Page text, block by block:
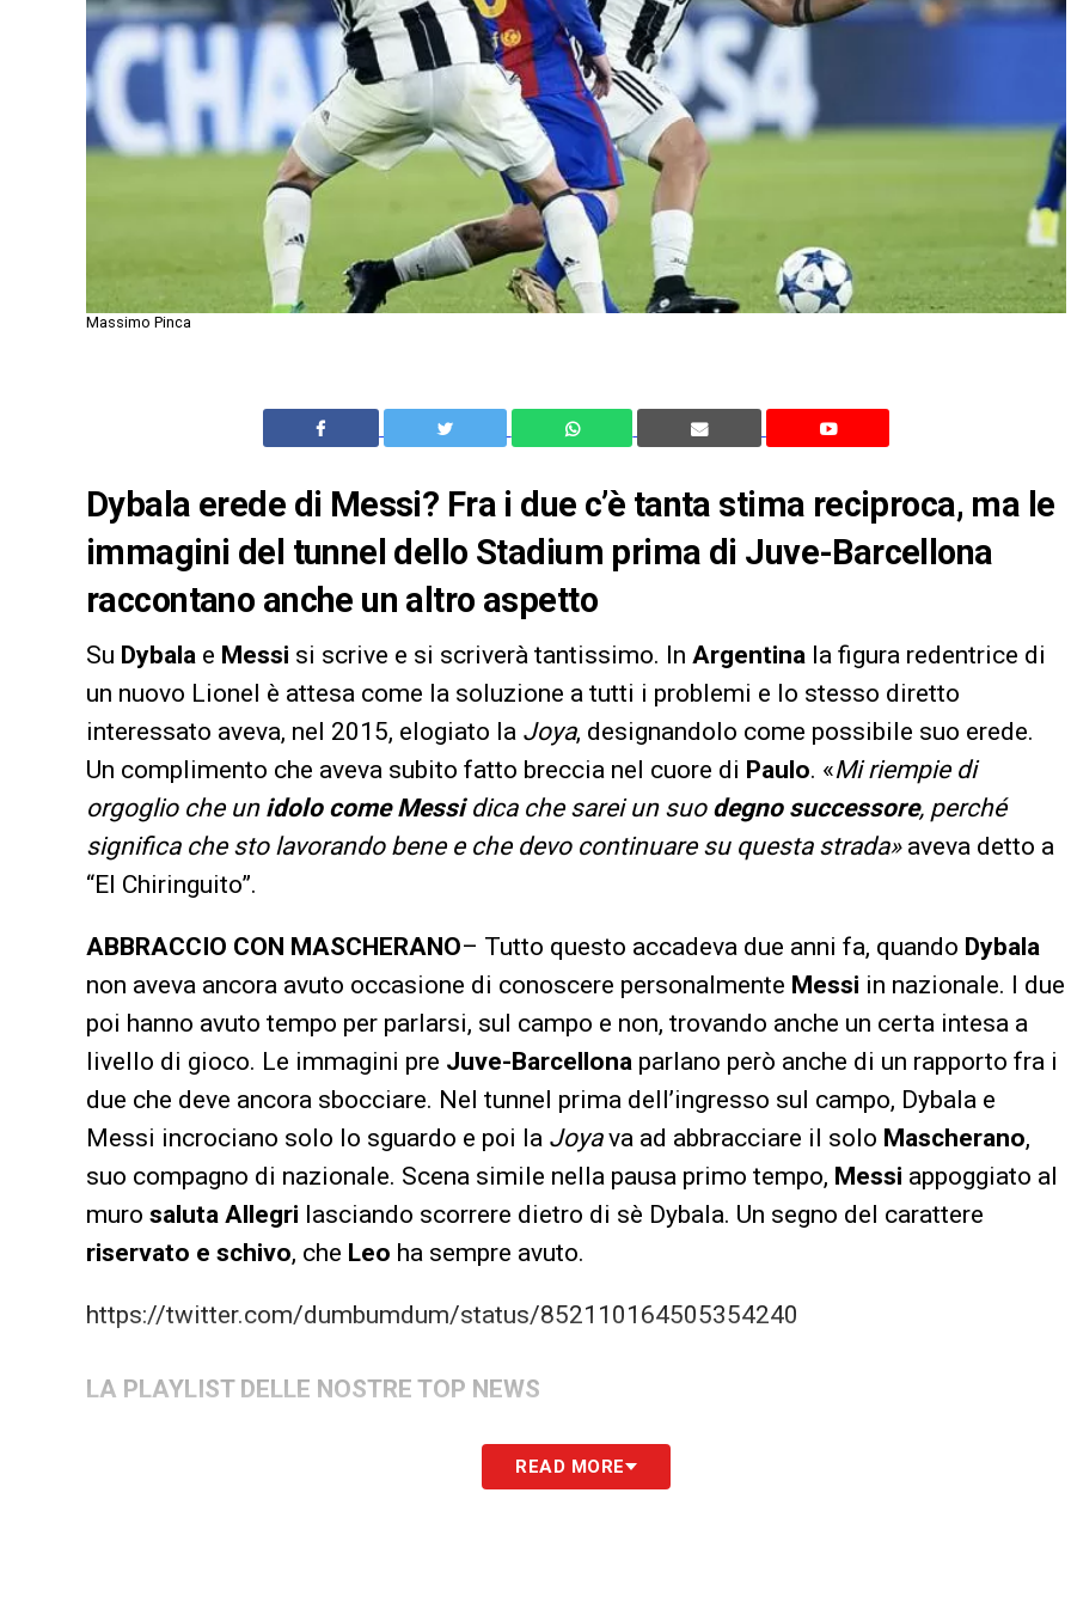
Massimo Pinca
Dybala erede di Messi? Fra i due c’è tanta stima reciproca, ma le
immagini del tunnel dello Stadium prima di Juve-Barcellona
raccontano anche un altro aspetto
Su Dybala e Messi si scrive e si scriverà tantissimo. In Argentina la figura redentrice di
un nuovo Lionel è attesa come la soluzione a tutti i problemi e lo stesso diretto
interessato aveva, nel 2015, elogiato la Joya, designandolo come possibile suo erede.
Un complimento che aveva subito fatto breccia nel cuore di Paulo. «Mi riempie di
orgoglio che un idolo come Messidica che sarei un suo degno successore, perché
significa che sto lavorando bene e che devo continuare su questa strada» aveva detto a
“El Chiringuito”.
ABBRACCIO CON MASCHERANO– Tutto questo accadeva due anni fa, quando Dybala
non aveva ancora avuto occasione di conoscere personalmente Messi in nazionale. I due
poi hanno avuto tempo per parlarsi, sul campo e non, trovando anche un certa intesa a
livello di gioco. Le immagini pre Juve-Barcellona parlano però anche di un rapporto fra i
due che deve ancora sbocciare. Nel tunnel prima dell’ingresso sul campo, Dybala e
Messi incrociano solo lo sguardo e poi la Joyava ad abbracciare il solo Mascherano,
suo compagno di nazionale. Scena simile nella pausa primo tempo, Messi appoggiato al
muro saluta Allegri lasciando scorrere dietro di sè Dybala. Un segno del carattere
riservato e schivo, che Leo ha sempre avuto.
https://twitter.com/dumbumdum/status/852110164505354240
LA PLAYLIST DELLE NOSTRE TOP NEWS
READ MORE